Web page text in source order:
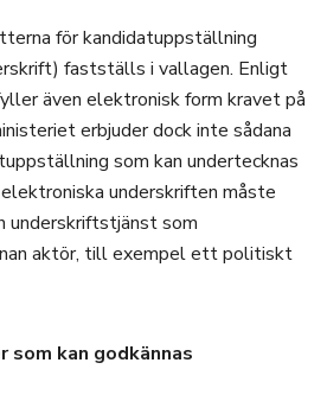
för kandidatuppställning
fastställs i vallagen. Enligt
även elektronisk form kravet på
erbjuder dock inte sådana
som kan undertecknas
underskriften måste
underskriftstjänst som
aktör, till exempel ett politiskt
som kan godkännas